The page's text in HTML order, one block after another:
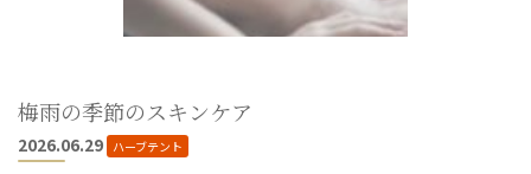
梅雨の季節のスキンケア
2026.06.29 ハーブテント